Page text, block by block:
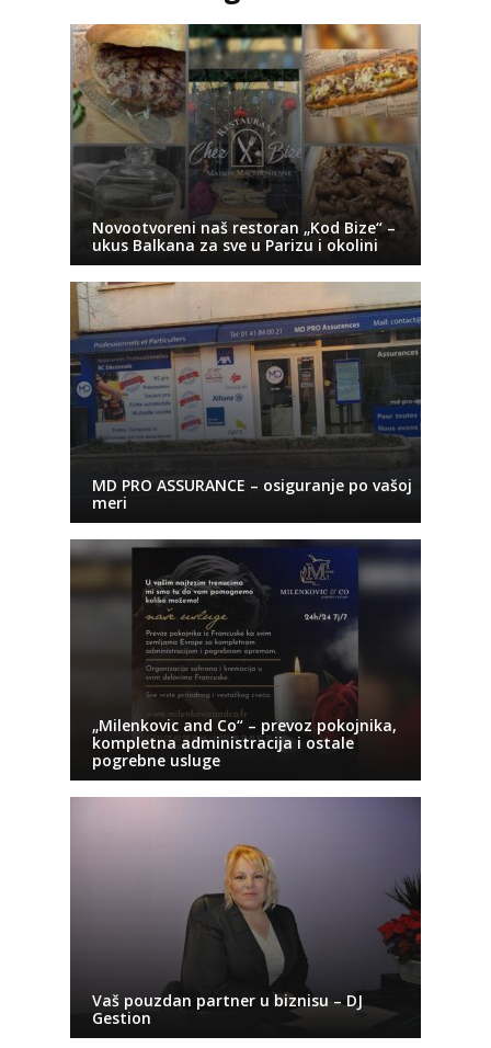
Novootvoreni naš restoran „Kod Bize“ –
ukus Balkana za sve u Parizu i okolini
MD PRO ASSURANCE – osiguranje po vašoj
meri
„Milenkovic and Co“ – prevoz pokojnika,
kompletna administracija i ostale
pogrebne usluge
Vaš pouzdan partner u biznisu – DJ
Gestion